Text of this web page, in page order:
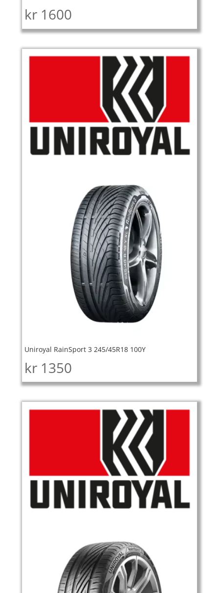
kr 1600
Uniroyal RainSport 3 245/45R18 100Y
kr 1350